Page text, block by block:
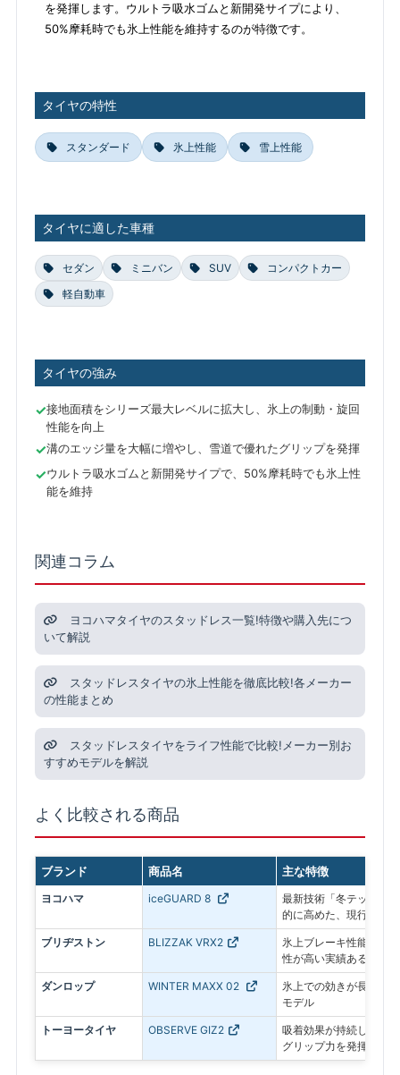
を発揮します。ウルトラ吸水ゴムと新開発サイプにより、
50%摩耗時でも氷上性能を維持するのが特徴です。
タイヤの特性
スタンダード 氷上性能 雪上性能
タイヤに適した車種
セダン ミニバン SUV
コンパクトカー
軽自動車
タイヤの強み
接地面積をシリーズ最大レベルに拡大し、氷上の制動・旋回
性能を向上
溝のエッジ量を大幅に増やし、雪道で優れたグリップを発揮
ウルトラ吸水ゴムと新開発サイプで、50%摩耗時でも氷上性
能を維持
関連コラム
ヨコハマタイヤのスタッドレス一覧!特徴や購入先につ
いて解説
スタッドレスタイヤの氷上性能を徹底比較!各メーカー
の性能まとめ
スタッドレスタイヤをライフ性能で比較!メーカー別お
すすめモデルを解説
よく比較される商品
ブランド 商品名 主な特徴
ヨコハマ iceGUARD 8
最新技術「冬テック」
的に高めた、現行モデル
ブリヂストン BLIZZAK VRX2
氷上ブレーキ性能に優
性が高い実績あるモデル
ダンロップ WINTER MAXX 02
氷上での効きが長持ち
モデル
トーヨータイヤ OBSERVE GIZ2
吸着効果が持続し、ア
グリップ力を発揮